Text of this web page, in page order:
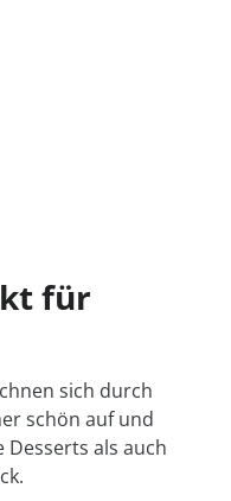
für
sich durch
schön auf und
als auch